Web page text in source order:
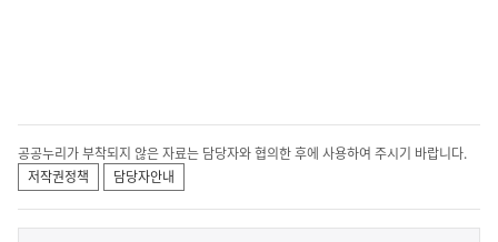
공공누리가 부착되지 않은 자료는 담당자와 협의한 후에 사용하여 주시기 바랍니다.
저작권정책
담당자안내